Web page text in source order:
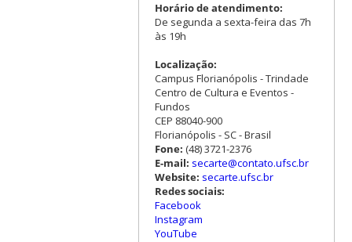
Horário de atendimento:
De segunda a sexta-feira das 7h
às 19h
Localização:
Campus Florianópolis - Trindade
Centro de Cultura e Eventos -
Fundos
CEP 88040-900
Florianópolis - SC - Brasil
Fone: (48) 3721-2376
E-mail: secarte@contato.ufsc.br
Website: secarte.ufsc.br
Redes sociais:
Facebook
Instagram
YouTube